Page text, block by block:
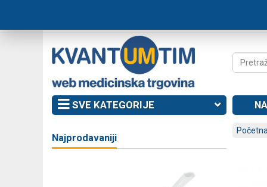
SVE KATEGORIJE
Najprodavaniji